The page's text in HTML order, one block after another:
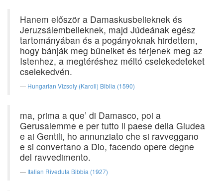
Hanem először a Damaskusbelieknek és
Jeruzsálembelieknek, majd Júdeának egész
tartományában és a pogányoknak hirdettem,
hogy bánják meg bűneiket és térjenek meg az
Istenhez, a megtéréshez méltó cselekedeteket
cselekedvén.
Hungarian Vizsoly (Karoli) Biblia (1590)
ma, prima a que’ di Damasco, poi a
Gerusalemme e per tutto il paese della Giudea
e ai Gentili, ho annunziato che si ravveggano
e si convertano a Dio, facendo opere degne
del ravvedimento.
Italian Riveduta Bibbia (1927)